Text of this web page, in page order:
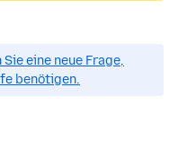
eine neue Frage,
benötigen.